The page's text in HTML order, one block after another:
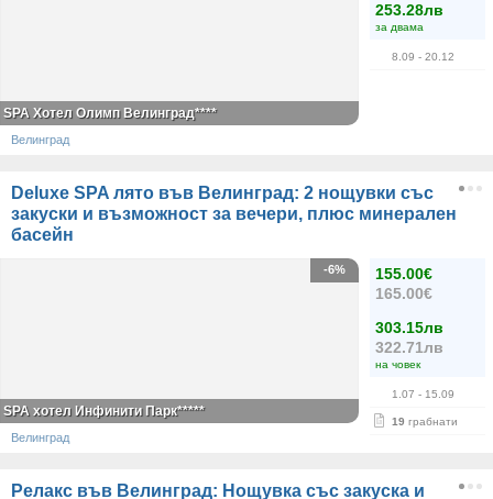
253.28лв
за двама
8.09 - 20.12
SPA Хотел Олимп Велинград****
Велинград
Deluxe SPA лято във Велинград: 2 нощувки със
закуски и възможност за вечери, плюс минерален
басейн
155.00€
165.00€
303.15лв
322.71лв
на човек
1.07 - 15.09
19 грабнати
-6%
SPA хотел Инфинити Парк*****
Велинград
Релакс във Велинград: Нощувка със закуска и